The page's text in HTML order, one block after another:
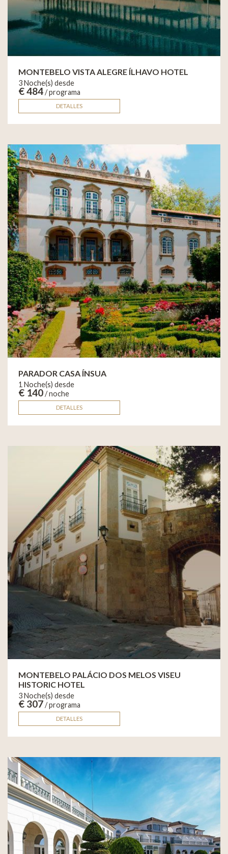
MONTEBELO VISTA ALEGRE ÍLHAVO HOTEL
3 Noche(s) desde
€ 484/ programa
DETALLES
PARADOR CASA ÍNSUA
1 Noche(s) desde
€ 140/ noche
DETALLES
MONTEBELO PALÁCIO DOS MELOS VISEU
HISTORIC HOTEL
3 Noche(s) desde
€ 307/ programa
DETALLES